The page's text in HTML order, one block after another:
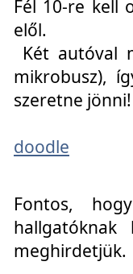
Fél 10-re kell
elől.
Két autóval
mikrobusz),
szeretne jönni!
doodle
Fontos,
meghirdetjük.